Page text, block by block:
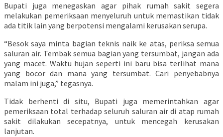
Bupati juga menegaskan agar pihak rumah sakit segera
melakukan pemeriksaan menyeluruh untuk memastikan tidak
ada titik lain yang berpotensi mengalami kerusakan serupa.
“Besok saya minta bagian teknis naik ke atas, periksa semua
saluran air. Tembak semua bagian yang tersumbat, jangan ada
yang macet. Waktu hujan seperti ini baru bisa terlihat mana
yang bocor dan mana yang tersumbat. Cari penyebabnya
malam ini juga,” tegasnya.
Tidak berhenti di situ, Bupati juga memerintahkan agar
pemeriksaan total terhadap seluruh saluran air di atap rumah
sakit dilakukan secepatnya, untuk mencegah kerusakan
lanjutan.